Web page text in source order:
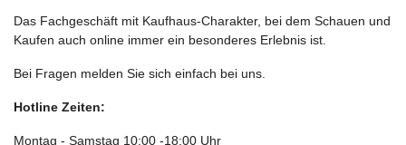
Das Fachgeschäft mit Kaufhaus-Charakter, bei dem Schauen und
Kaufen auch online immer ein besonderes Erlebnis ist.
Bei Fragen melden Sie sich einfach bei uns.
Hotline Zeiten:
Montag - Samstag 10:00 -18:00 Uhr